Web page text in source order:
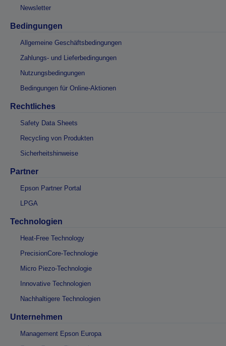
Newsletter
Bedingungen
Allgemeine Geschäftsbedingungen
Zahlungs- und Lieferbedingungen
Nutzungsbedingungen
Bedingungen für Online-Aktionen
Rechtliches
Safety Data Sheets
Recycling von Produkten
Sicherheitshinweise
Partner
Epson Partner Portal
LPGA
Technologien
Heat-Free Technology
PrecisionCore-Technologie
Micro Piezo-Technologie
Innovative Technologien
Nachhaltigere Technologien
Unternehmen
Management Epson Europa